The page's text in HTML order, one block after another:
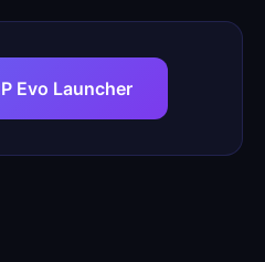
Evo Launcher